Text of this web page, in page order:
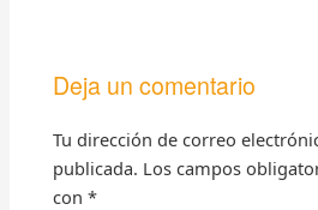
Deja un comentario
Tu dirección de correo
publicada. Los campos
con*